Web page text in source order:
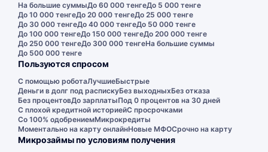
На большие суммыДо 60 000 тенгеДо 5 000 тенге
До 10 000 тенгеДо 20 000 тенгеДо 25 000 тенге
До 30 000 тенгеДо 40 000 тенгеДо 50 000 тенге
До 100 000 тенгеДо 150 000 тенгеДо 200 000 тенге
До 250 000 тенгеДо 300 000 тенгеНа большие суммы
До 500 000 тенге
Пользуются спросом
С помощью роботаЛучшиеБыстрые
Деньги в долг под распискуБез выходныхБез отказа
Без процентовДо зарплатыПод 0 процентов на 30 дней
С плохой кредитной историейС просрочками
Со 100% одобрениемМикрокредиты
Моментально на карту онлайнНовые МФОСрочно на карту
Микрозаймы по условиям получения